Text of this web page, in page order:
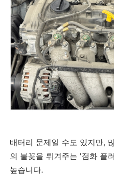
배터리 문제일 수도 있지만,
의 불꽃을 튀겨주는 '점화 플
높습니다.